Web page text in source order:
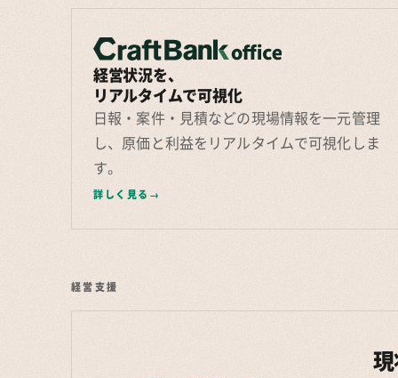
経営状況を、
リアルタイムで可視化
日報・案件・見積などの現場情報を一元管理
し、原価と利益をリアルタイムで可視化しま
す。
詳しく見る
経営支援